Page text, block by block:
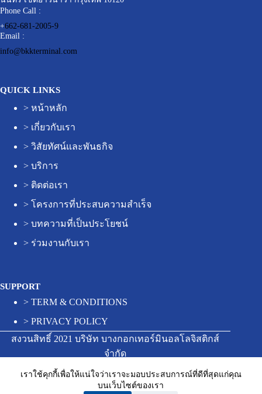
เราใช้คุกกี้เพื่อให้แน่ใจว่าเราจะมอบประสบการณ์ที่ดีที่สุดแก่คุณ
บนเว็บไซต์ของเรา
Phone Call :
+662-681-2005-9
Email :
info@bkkterminal.com
QUICK LINKS
> หน้าหลัก
> เกี่ยวกับเรา
> วิสัยทัศน์และพันธกิจ
> บริการ
> ติดต่อเรา
> โครงการที่ประสบความสำเร็จ
> บทความที่เป็นประโยชน์
> ร่วมงานกับเรา
SUPPORT
> TERM & CONDITIONS
> PRIVACY POLICY
สงวนสิทธิ์ 2021 บริษัท บางกอกเทอร์มินอลโลจิสติกส์
จำกัด